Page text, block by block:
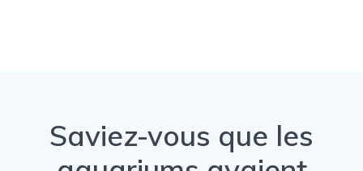
Saviez-vous que les